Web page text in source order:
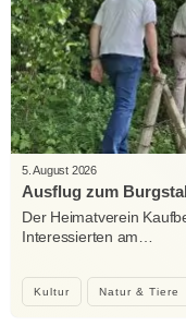
Kultur Natur & Tiere
5. August 2026
Ausflug zum
Der Heimatverein
Interessierten am…